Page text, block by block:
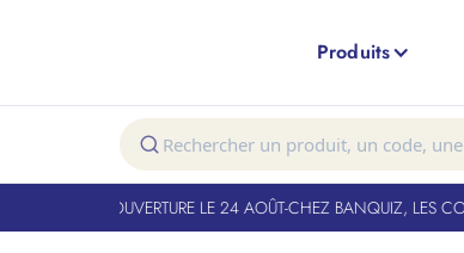
Produits
FERMÉ. RÉOUVERTURE LE 24 AOÛT-CHEZ BANQUIZ, LES